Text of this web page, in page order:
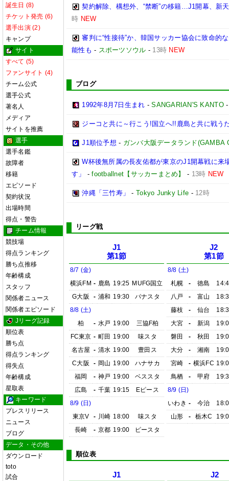
誕生日 (8)
チケット発売 (6)
選手出演 (2)
キャンプ
サイト
すべて (5)
ファンサイト (4)
チーム公式
選手公式
著名人
メディア
サイトを推薦
選手
選手名鑑
故障者
移籍
エピソード
契約状況
出場時間
得点・警告
チーム情報
競技場
得点ランキング
勝ち点推移
年齢構成
スタッフ
関係者ニュース
関係者エピソード
Jリーグ記録
順位表
勝ち点
得点ランキング
得失点
年齢構成
星取表
キーワード
プレスリリース
ニュース
ブログ
データ・その他
ダウンロード
toto
試合
契約解除、構想外、“禁断”の移籍…J1開幕、新
時 NEW
審判に“性接待”か、韓国サッカー協会に致命
能性も - スポーツソウル - 13時 NEW
ブログ
1992年8月7日生まれ -SANGARIAN'S KANTO
ジーコと共に～行こう!国立へ!!鹿島と共に戦う
J1順位予想 - ガンバ大阪データランド(GAMBA
W杯後無所属の長友佑都が東京のJ1開幕戦に来
す」
-footballnet【サッカーまとめ】 - 13時 NEW
沖縄「三竹寿」 - Tokyo Junky Life - 12時
リーグ戦
J1
第1節
8/7 (金)
横浜FM - 鹿島 19:25 MUFG国立
G大阪
- 浦和 19:30
パナスタ
8/8 (土)
柏
- 水戸 19:00
三協F柏
FC東京 - 町田 19:00
味スタ
名古屋 - 清水 19:00
豊田ス
C大阪
- 岡山 19:00
ハナサカ
福岡
- 神戸 19:00
ベススタ
広島
- 千葉 19:15
Eピース
8/9 (日)
東京V
- 川崎 18:00
味スタ
長崎
- 京都 19:00 ピースタ
J2
第1節
8/8 (土)
札幌
- 徳島
八戸
- 富山
藤枝
- 仙台
大宮
- 新潟
磐田
- 秋田
大分
- 湘南
宮崎
- 横浜FC
鳥栖
- 甲府
8/9 (日)
いわき - 今治
山形
- 栃木C
順位表
J1 J2